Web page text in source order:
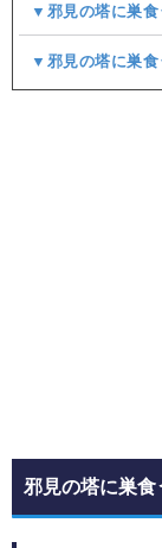
▼邪見の塔に巣食
▼邪見の塔に巣食
邪見の塔に巣